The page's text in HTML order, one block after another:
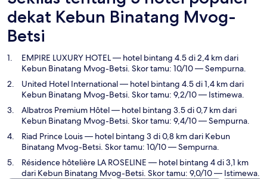
dekat Kebun Binatang Mvog-
Betsi
EMPIRE LUXURY HOTEL— hotel bintang 4.5 di 2,4 km dari
Kebun Binatang Mvog-Betsi. Skor tamu: 10/10 — Sempurna.
United Hotel International— hotel bintang 4.5 di 1,4 km dari
Kebun Binatang Mvog-Betsi. Skor tamu: 9,2/10 — Istimewa.
Albatros Premium Hôtel— hotel bintang 3.5 di 0,7 km dari
Kebun Binatang Mvog-Betsi. Skor tamu: 9,4/10 — Sempurna.
Riad Prince Louis— hotel bintang 3 di 0,8 km dari Kebun
Binatang Mvog-Betsi. Skor tamu: 10/10 — Sempurna.
Résidence hôtelière LA ROSELINE — hotel bintang 4 di 3,1 km
dari Kebun Binatang Mvog-Betsi. Skor tamu: 9,0/10 — Istimewa.